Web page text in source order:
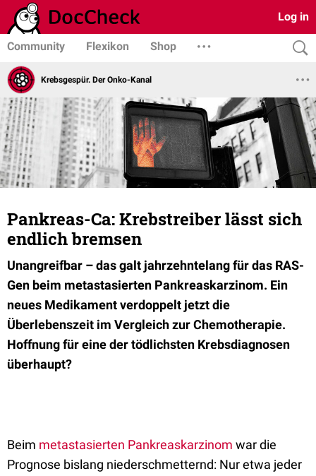
Log in
Community Flexikon Shop
Krebsgespür. Der Onko-Kanal
Pankreas-Ca: Krebstreiber lässt sich
endlich bremsen
Unangreifbar – das galt jahrzehntelang für das RAS-
Gen beim metastasierten Pankreaskarzinom. Ein
neues Medikament verdoppelt jetzt die
Überlebenszeit im Vergleich zur Chemotherapie.
Hoffnung für eine der tödlichsten Krebsdiagnosen
überhaupt?
Beim metastasierten Pankreaskarzinom war die
Prognose bislang niederschmetternd: Nur etwa jeder